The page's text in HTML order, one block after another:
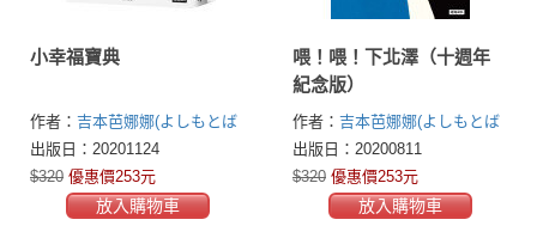
小幸福寶典
作者： 吉本芭娜娜(よしもとば
なな)
出版日：20201124
$320 優惠價253元
放入購物車
喂！喂！下北澤（十週年
紀念版）
作者： 吉本芭娜娜(よしもとば
なな)
出版日：20200811
$320 優惠價253元
放入購物車